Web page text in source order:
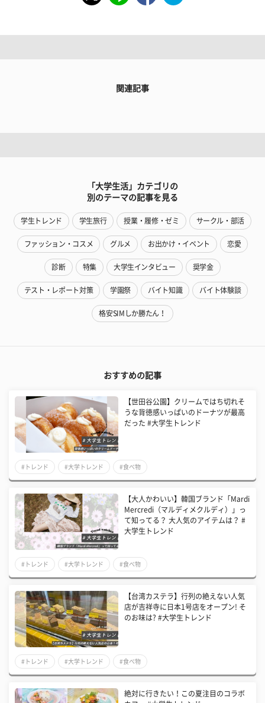
関連記事
「大学生活」カテゴリの
別のテーマの記事を見る
学生トレンド 学生旅行 授業・履修・ゼミ サークル・部活
ファッション・コスメ グルメ お出かけ・イベント 恋愛
診断 特集 大学生インタビュー 奨学金
テスト・レポート対策 学園祭 バイト知識 バイト体験談
格安SIMしか勝たん！
おすすめの記事
【世田谷公園】クリームではち切れそ
うな背徳感いっぱいのドーナツが最高
だった #大学生トレンド
#トレンド #大学トレンド #食べ物
【大人かわいい】韓国ブランド「Mardi
Mercredi（マルディメクルディ）」っ
て知ってる？ 大人気のアイテムは？ #
大学生トレンド
#トレンド #大学トレンド #食べ物
【台湾カステラ】行列の絶えない人気
店が吉祥寺に日本1号店をオープン! そ
のお味は? #大学生トレンド
#トレンド #大学トレンド #食べ物
絶対に行きたい！この夏注目のコラボ